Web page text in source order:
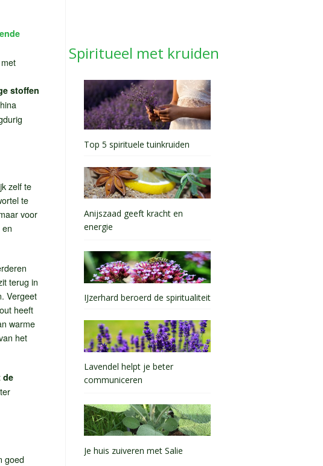
stoffen
zelf te
te
voor
terug in
Vergeet
heeft
warme
het
de
goed
Spiritueel met kruiden
Top 5 spirituele tuinkruiden
Anijszaad geeft kracht en
energie
IJzerhard beroerd de spiritualiteit
Lavendel helpt je beter
communiceren
Je huis zuiveren met Salie